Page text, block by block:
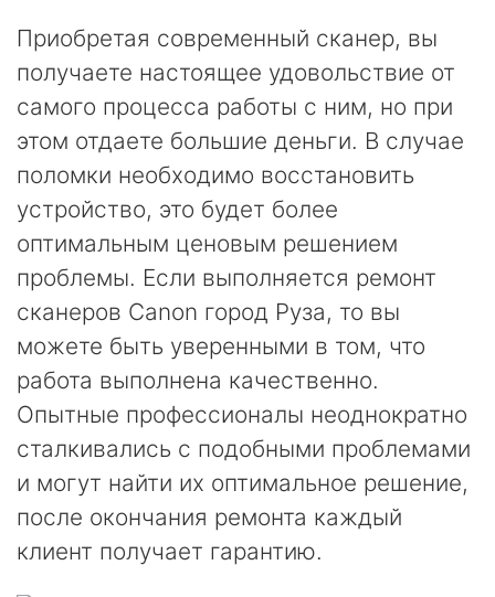
Приобретая современный сканер, вы
получаете настоящее удовольствие от
самого процесса работы с ним, но при
этом отдаете большие деньги. В случае
поломки необходимо восстановить
устройство, это будет более
оптимальным ценовым решением
проблемы. Если выполняется ремонт
сканеров Canon город Руза, то вы
можете быть уверенными в том, что
работа выполнена качественно.
Опытные профессионалы неоднократно
сталкивались с подобными проблемами
и могут найти их оптимальное решение,
после окончания ремонта каждый
клиент получает гарантию.